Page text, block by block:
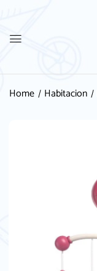
Home Habitacion